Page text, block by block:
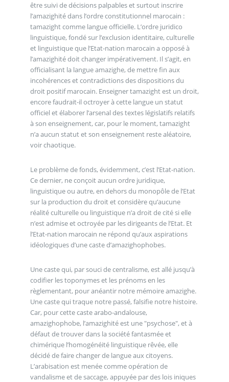
être suivi de décisions palpables et surtout inscrire
l’amazighité dans l’ordre constitutionnel marocain :
tamazight comme langue officielle. L’ordre juridico
linguistique, fondé sur l’exclusion identitaire, culturelle
et linguistique que l’Etat-nation marocain a opposé à
l’amazighité doit changer impérativement. Il s’agit, en
officialisant la langue amazighe, de mettre fin aux
incohérences et contradictions des dispositions du
droit positif marocain. Enseigner tamazight est un droit,
encore faudrait-il octroyer à cette langue un statut
officiel et élaborer l’arsenal des textes législatifs relatifs
à son enseignement, car, pour le moment, tamazight
n’a aucun statut et son enseignement reste aléatoire,
voir chaotique.
Le problème de fonds, évidemment, c’est l’Etat-nation.
Ce dernier, ne conçoit aucun ordre juridique,
linguistique ou autre, en dehors du monopôle de l’Etat
sur la production du droit et considère qu’aucune
réalité culturelle ou linguistique n’a droit de cité si elle
n’est admise et octroyée par les dirigeants de l’Etat. Et
l’Etat-nation marocain ne répond qu’aux aspirations
idéologiques d’une caste d’amazighophobes.
Une caste qui, par souci de centralisme, est allé jusqu’à
codifier les toponymes et les prénoms en les
règlementant, pour anéantir notre mémoire amazighe.
Une caste qui traque notre passé, falsifie notre histoire.
Car, pour cette caste arabo-andalouse,
amazighophobe, l’amazighité est une "psychose", et à
défaut de trouver dans la société fantasmée et
chimérique l’homogénéité linguistique rêvée, elle
décidé de faire changer de langue aux citoyens.
L’arabisation est menée comme opération de
vandalisme et de saccage, appuyée par des lois iniques